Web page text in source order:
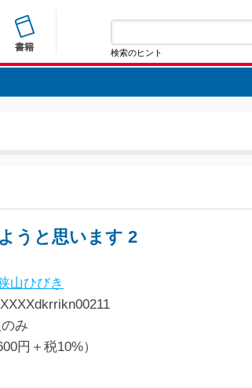
書籍 検索のヒント
うと思います 2
山ひびき
み
円＋税10%）